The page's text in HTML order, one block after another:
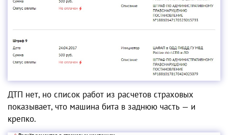
ДТП нет, но список работ из расчетов страховых
показывает, что машина бита в заднюю часть — и
крепко.